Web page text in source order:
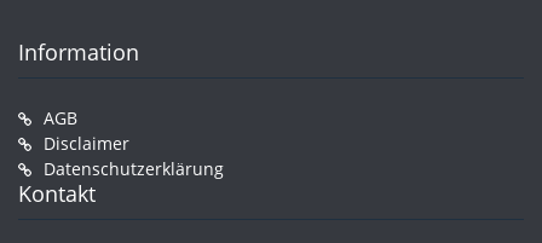
Information
AGB
Disclaimer
Datenschutzerklärung
Kontakt